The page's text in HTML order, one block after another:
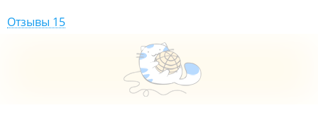
Отзывы 15